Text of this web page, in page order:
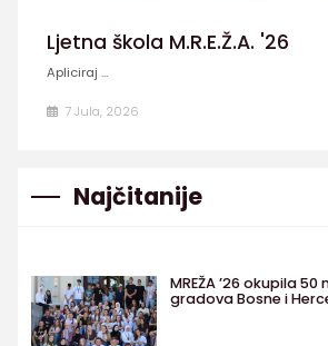
Ljetna škola M.R.E.Ž.A. '26
Apliciraj ...
7 Jula, 2026
Najčitanije
MREŽA ’26 okupila 50
gradova Bosne i